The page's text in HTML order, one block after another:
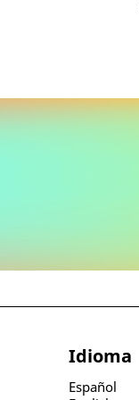
Idioma
Español